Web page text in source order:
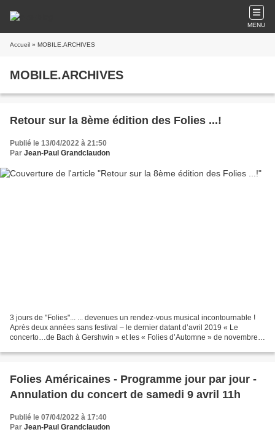
MENU
Accueil » MOBILE.ARCHIVES
MOBILE.ARCHIVES
Retour sur la 8ème édition des Folies ...!
Publié le 13/04/2022 à 21:50
Par Jean-Paul Grandclaudon
3 jours de "Folies"... ... devenues un rendez-vous musical incontournable !
Après deux années sans festival – le dernier datant d’avril 2019 « Le
concerto…de Bach à Gershwin » et les « Folies d’Automne » de novembre
Folies Américaines - Programme jour par jour -
Annulation du concert de samedi 9 avril 11h
Publié le 07/04/2022 à 17:40
Par Jean-Paul Grandclaudon